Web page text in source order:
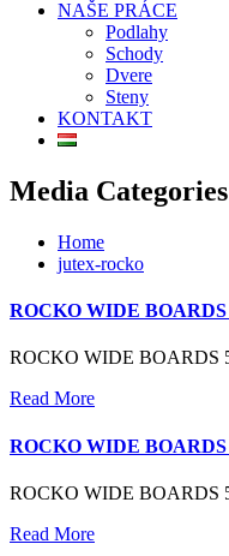
NAŠE PRÁCE
Podlahy
Schody
Dvere
Steny
KONTAKT
Media
Home
jutex-rocko
ROCKO WIDE BOARDS
ROCKO WIDE BOARDS
Read More
ROCKO WIDE
ROCKO WIDE BOARDS
Read More